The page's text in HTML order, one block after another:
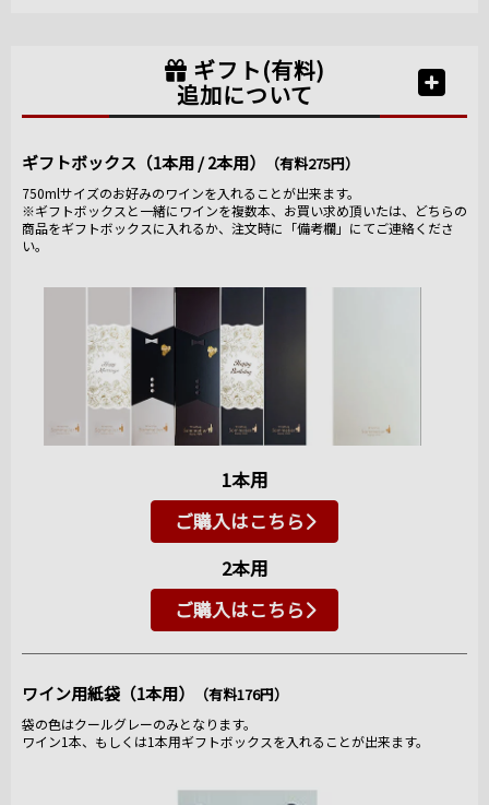
ギフト(有料)
追加について
ギフトボックス（1本用 / 2本用） （有料275円）
750mlサイズのお好みのワインを入れることが出来ます。
※ギフトボックスと一緒にワインを複数本、お買い求め頂いたは、どちらの
商品をギフトボックスに入れるか、注文時に「備考欄」にてご連絡くださ
い。
1本用
ご購入はこちら
2本用
ご購入はこちら
ワイン用紙袋（1本用） （有料176円）
袋の色はクールグレーのみとなります。
ワイン1本、もしくは1本用ギフトボックスを入れることが出来ます。